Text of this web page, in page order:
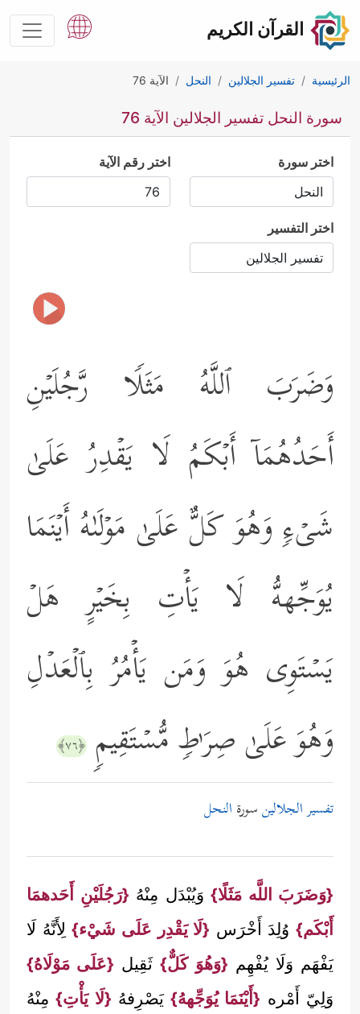
القرآن الكريم
الرئيسية تفسير الجلالين النحل الآية 76
سورة النحل تفسير الجلالين الآية 76
اختر سورة اختر رقم الآية
اختر التفسير
وَضَرَبَ ٱللَّهُ مَثَلࣰا رَّجُلَیۡنِ
أَحَدُهُمَاۤ أَبۡكَمُ لَا یَقۡدِرُ عَلَىٰ
شَیۡءࣲ وَهُوَ كَلٌّ عَلَىٰ مَوۡلَىٰهُ أَیۡنَمَا
یُوَجِّههُّ لَا یَأۡتِ بِخَیۡرٍ هَلۡ
یَسۡتَوِی هُوَ وَمَن یَأۡمُرُ بِٱلۡعَدۡلِ
وَهُوَ عَلَىٰ صِرَ ٰ⁠طࣲ مُّسۡتَقِیمࣲ ﴿٧٦﴾
تفسير الجلالينسورة النحل
{وَضَرَبَ اللَّه مَثَلًا} وَيُبْدَل مِنْهُ {رَجُلَيْنِ أَحَدهمَا
أَبْكَم} وُلِدَ أَخْرَس {لَا يَقْدِر عَلَى شَيْء}لِأَنَّهُ لَا
يَفْهَم وَلَا يُفْهِم {وَهُوَ كَلٌّ}ثَقِيل {عَلَى مَوْلَاهُ}
وَلِيّ أَمْره {أَيْنَمَا يُوَجِّههُ}يَصْرِفهُ {لَا يَأْتِ}مِنْهُ